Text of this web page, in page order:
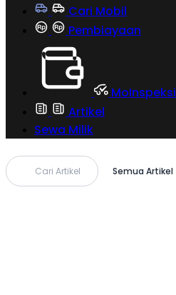
Cari Mobil
Pembiayaan
MoInspeksi
Artikel
Sewa Milik
Cari Artikel Semua Artikel